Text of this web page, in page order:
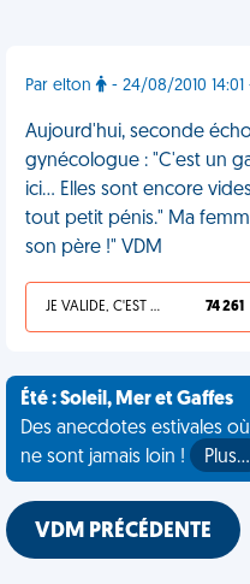
Par elton - 24/08/2010
Aujourd'hui, seconde
gynécologue : "C'est un
ici... Elles sont encore
tout petit pénis." Ma
son père !" VDM
JE VALIDE, C'EST UNE VDM 74 261
Été : Soleil, Mer et Gaffes
Des anecdotes estivales
ne sont jamais loin !
Plus…
VDM PRÉCÉDENTE